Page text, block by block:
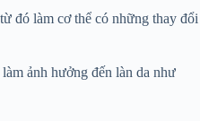
đó làm cơ thể có những thay đổi
ảnh hưởng đến làn da như